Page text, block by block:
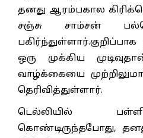
தனது ஆரம்பகால
சஞ்சு சாம்சன்
ஒரு முக்கிய
வாழ்க்கையை
தெரிவித்துள்ளார்.
டெல்லியில்
கொண்டிருந்தபோது,